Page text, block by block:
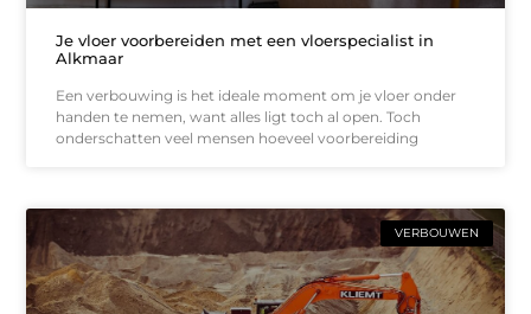
Je vloer voorbereiden met een vloerspecialist in
Alkmaar
Een verbouwing is het ideale moment om je vloer onder
handen te nemen, want alles ligt toch al open. Toch
onderschatten veel mensen hoeveel voorbereiding
VERBOUWEN